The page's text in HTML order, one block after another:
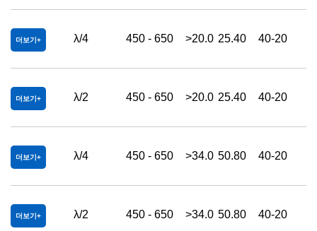
더보기 λ/4 450 - 650 >20.0 25.40 40-20
더보기 λ/2 450 - 650 >20.0 25.40 40-20
더보기 λ/4 450 - 650 >34.0 50.80 40-20
더보기 λ/2 450 - 650 >34.0 50.80 40-20